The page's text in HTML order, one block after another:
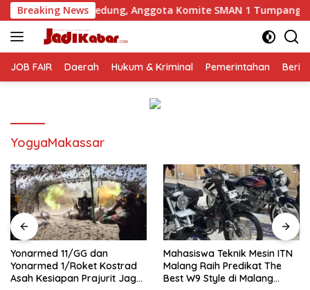
Langsung
ke
konten
Breaking News
Anggota Komite SMAN 1 Tumpang ,Ketua DPD IWOI
JOB FAIR Daerah Hukum & Kriminal Pemerintahan
YogyaMakassar
Yonarmed 11/GG dan
Yonarmed 1/Roket Kostrad
Asah Kesiapan Prajurit Jaga
Mahasiswa Teknik Mesin ITN
Malang Raih Predikat The
Best W9 Style di Malang